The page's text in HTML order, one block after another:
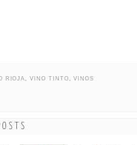
RIOJA,VINO TINTO,VINOS